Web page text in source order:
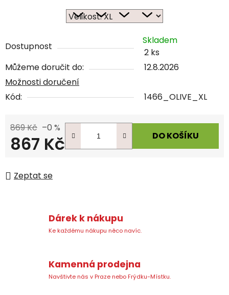
Dostupnost
Skladem
2 ks
Můžeme doručit do:
12.8.2026
Možnosti doručení
Kód:
1466_OLIVE_XL
869 Kč –0 %
867 Kč DO KOŠÍKU
Zeptat se
Dárek k nákupu
Ke každému nákupu něco navíc.
Kamenná prodejna
Navštivte nás v Praze nebo Frýdku-Místku.